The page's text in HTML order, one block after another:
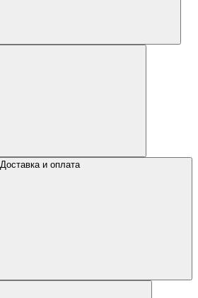
Доставка и оплата